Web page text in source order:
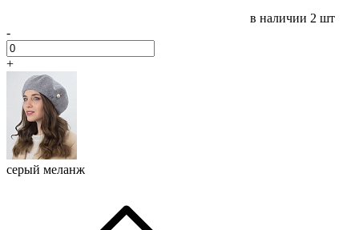
в наличии 2 шт
-
+
серый меланж